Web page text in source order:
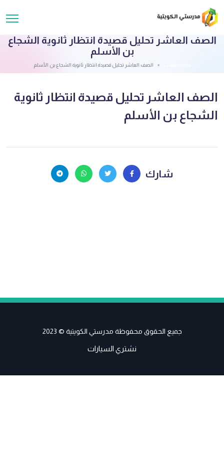
الصف العاشر تحليل قصيدة انتظار ثانوية الشجاع
بن الأسلم
الصف العاشر تحليل قصيدة انتظار ثانوية الشجاع بن الأسلم
الصف العاشر تحليل قصيدة انتظار ثانوية
الشجاع بن الأسلم
شارك
جميع الحقوق محفوظة مدرستي الكويتية © 2023
نشتري السيارات